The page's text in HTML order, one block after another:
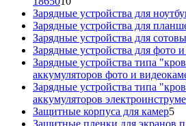
товаров
Зарядные устройства для
Зарядные устройства для
Зарядные устройства для
Зарядные устройства для фото
Зарядные устройства типа
аккумуляторов фото и
Зарядные устройства типа
аккумуляторов
Защитные корпуса для камер55